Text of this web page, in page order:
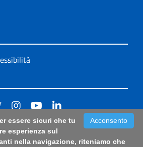
segnalazione di prima istanza per
Legali | Sitemap
Acconsento
essere sicuri che tu
esperienza sul
nella navigazione, riteniamo che